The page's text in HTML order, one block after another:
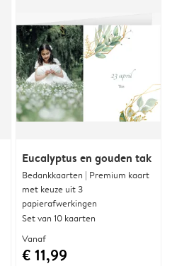
Eucalyptus en gouden tak
Bedankkaarten | Premium kaart
met keuze uit 3
papierafwerkingen
Set van 10 kaarten
Vanaf
€ 11,99